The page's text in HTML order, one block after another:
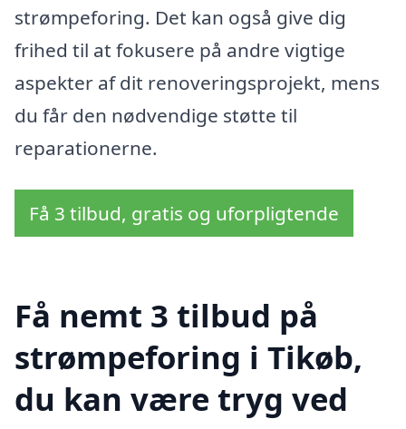
strømpeforing. Det kan også give dig
frihed til at fokusere på andre vigtige
aspekter af dit renoveringsprojekt, mens
du får den nødvendige støtte til
reparationerne.
Få 3 tilbud, gratis og uforpligtende
Få nemt 3 tilbud på
strømpeforing i Tikøb,
du kan være tryg ved